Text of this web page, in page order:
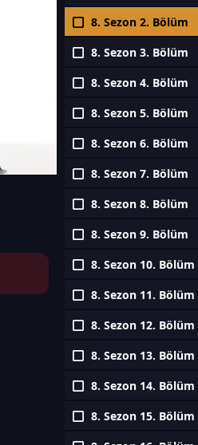
8. Sezon 2. Bölüm
8. Sezon 3. Bölüm
8. Sezon 4. Bölüm
8. Sezon 5. Bölüm
8. Sezon 6. Bölüm
8. Sezon 7. Bölüm
8. Sezon 8. Bölüm
8. Sezon 9. Bölüm
8. Sezon 10. Bölüm
8. Sezon 11. Bölüm
8. Sezon 12. Bölüm
8. Sezon 13. Bölüm
8. Sezon 14. Bölüm
8. Sezon 15. Bölüm